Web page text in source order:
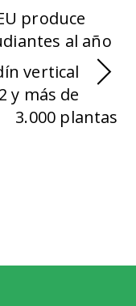
produce
al año
vertical
y más de
3.000 plantas